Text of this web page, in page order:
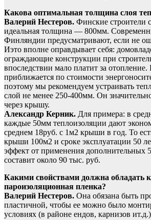
Какова оптимальная толщина слоя
Валерий Нестеров. Финские строители
идеальная толщина — 800мм.
Финляндии предусматривают, если не
Иэто вполне оправдывает себя:
ограждающие конструкции при
впоследствии мало платит за отопление.
приближается по стоимости
поэтому мы рекомендуем устраивать
слой не менее 250-400мм. Он
через крышу.
Александр Керник. Для примера: в
каждые 50мм теплоизоляции дают
среднем 18руб. с 1м2 крыши в год. То
крыши 100м2 и сроке эксплуатации 50
эффект от применения дополнительных
составит около 90 тыс. руб.
Какими свойствами должна обладать
пароизоляционная пленка?
Валерий Нестеров. Она обязана быть
пластичной, чтобы ее можно было
условиях (в районе ендов, карнизов